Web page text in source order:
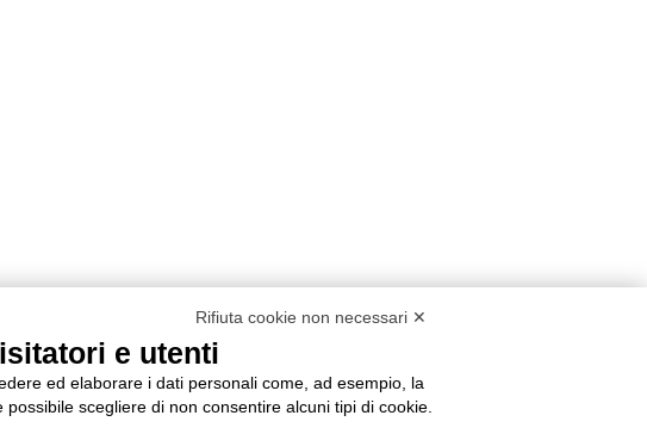
Rifiuta cookie non necessari ✕
e utenti
ed elaborare i dati personali come, ad esempio, la
scegliere di non consentire alcuni tipi di cookie.